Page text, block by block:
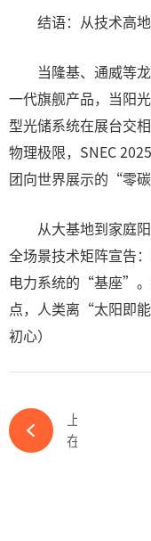
结语：从技术高地
当隆基、通威等龙
一代旗舰产品，当阳
型光储系统在展台交
物理极限，SNEC
团向世界展示的“零
从大基地到家庭阳
全场景技术矩阵宣告
电力系统的“基座”。
点，人类离“太阳即
初心）